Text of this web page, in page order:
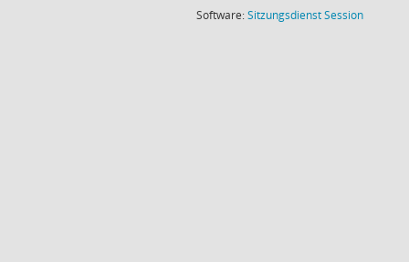
Software:SitzungsdienstSession(Wird in